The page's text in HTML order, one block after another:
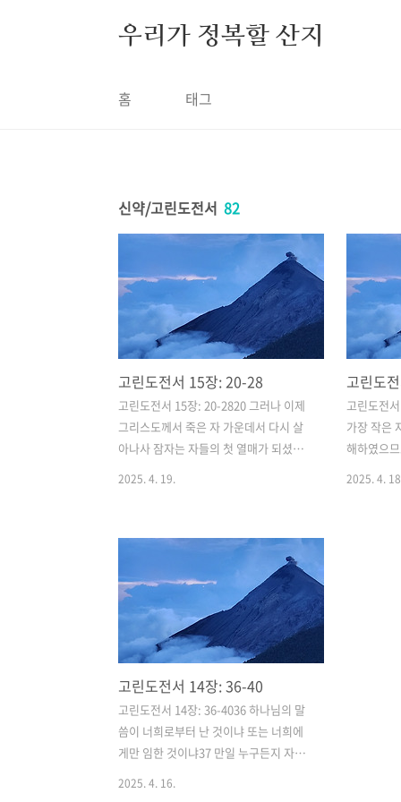
우리가 정복할 산지
홈 태그
신약/고린도전서 82
고린도전서 15장: 20-28
고린도전서 15장: 20-2820 그러나 이제
그리스도께서 죽은 자 가운데서 다시 살
아나사 잠자는 자들의 첫 열매가 되셨도
같이 그리스도 안에서 모든 사람이 삶을
얻으리라23 그러나 각각 자기 차례대로
되리니 먼저는 첫 열매인 그리스도요 다
음에는 그가 강림하실 때에 그리스도에게
속한 자요24 그 후에는 마지막이니 그가
모든 통치와 모든 권세와 능력을 멸하시
고 나라를 아버지 하나님께 바칠 때라25
그가 모든 원수를 그 발 아래에 둘 때까지
반드시 왕 노릇 하시리니26 맨 나중에 멸
망 받을 원수는 사망이니라27 만물을 그
의 발 아래에 두셨다 하셨으니 만물을 아
2025. 4. 19.
고린도
고린도전
가장 작은
해하였으
2025. 4.
고린도전서 14장: 36-40
고린도전서 14장: 36-4036 하나님의 말
씀이 너희로부터 난 것이냐 또는 너희에
게만 임한 것이냐37 만일 누구든지 자기
2025. 4. 16.